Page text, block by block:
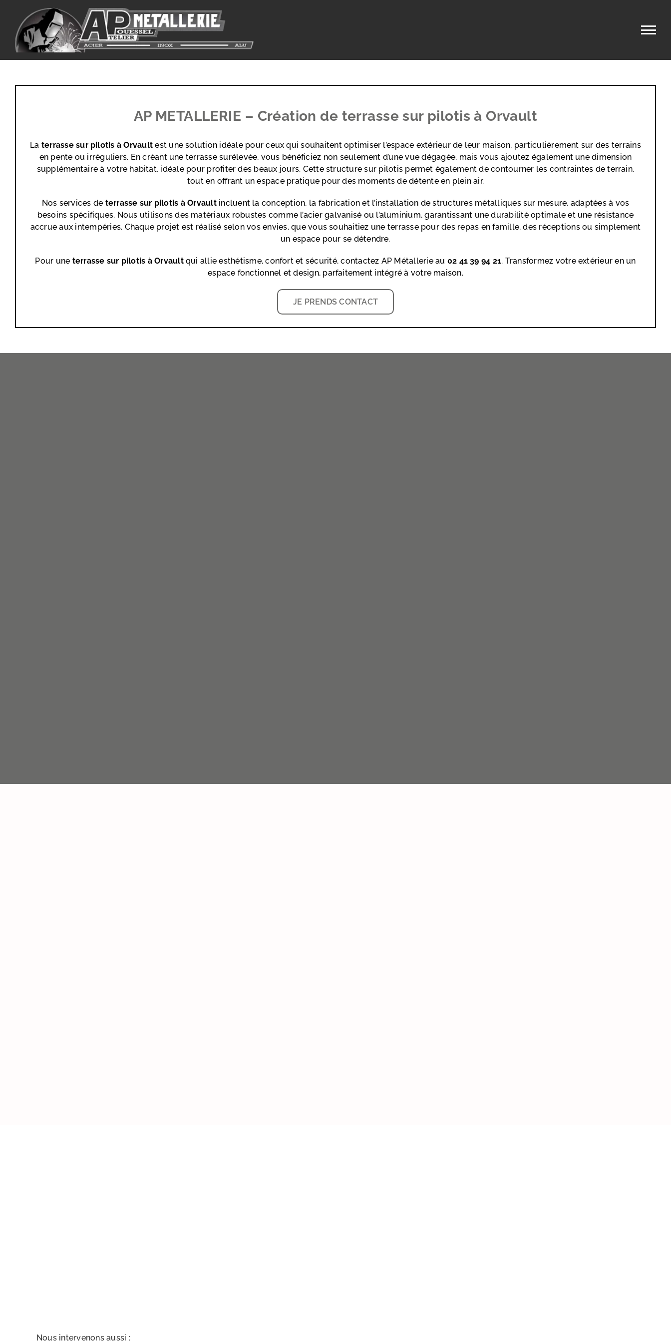
contenu
AP METALLERIE – Création de terrasse sur pilotis à Orvault
La terrasse sur pilotis à Orvault est une solution idéale pour ceux qui souhaitent optimiser l’espace extérieur de leur maison, particulièrement sur des terrains
en pente ou irréguliers. En créant une terrasse surélevée, vous bénéficiez non seulement d’une vue dégagée, mais vous ajoutez également une dimension
supplémentaire à votre habitat, idéale pour profiter des beaux jours. Cette structure sur pilotis permet également de contourner les contraintes de terrain,
tout en offrant un espace pratique pour des moments de détente en plein air.
Nos services de terrasse sur pilotis à Orvaultincluent la conception, la fabrication et l’installation de structures métalliques sur mesure, adaptées à vos
besoins spécifiques. Nous utilisons des matériaux robustes comme l’acier galvanisé ou l’aluminium, garantissant une durabilité optimale et une résistance
accrue aux intempéries. Chaque projet est réalisé selon vos envies, que vous souhaitiez une terrasse pour des repas en famille, des réceptions ou simplement
un espace pour se détendre.
Pour une terrasse sur pilotis à Orvaultqui allie esthétisme, confort et sécurité, contactez AP Métallerie au 02 41 39 94 21. Transformez votre extérieur en un
espace fonctionnel et design, parfaitement intégré à votre maison.
JE PRENDS CONTACT
Nous intervenons aussi :